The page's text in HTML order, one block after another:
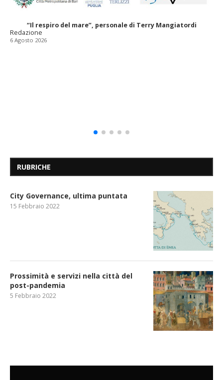
“Il respiro del mare”, personale di Terry Mangiatordi
Redazione
6 Agosto 2026
RUBRICHE
City Governance, ultima puntata
15 Febbraio 2022
Prossimità e servizi nella città del
post-pandemia
5 Febbraio 2022